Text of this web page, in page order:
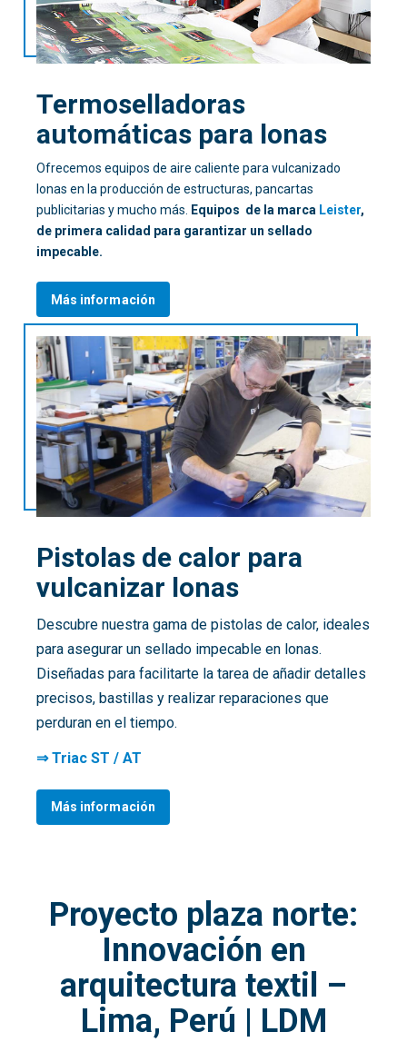
Termoselladoras
automáticas para lonas
Ofrecemos equipos de aire caliente para vulcanizado
lonas en la producción de estructuras, pancartas
publicitarias y mucho más. Equipos de la marca Leister,
de primera calidad para garantizar un sellado
impecable.
Más información
Pistolas de calor para
vulcanizar lonas
Descubre nuestra gama de pistolas de calor, ideales
para asegurar un sellado impecable en lonas.
Diseñadas para facilitarte la tarea de añadir detalles
precisos, bastillas y realizar reparaciones que
perduran en el tiempo.
⇒ Triac ST / AT
Más información
Proyecto plaza norte:
Innovación en
arquitectura textil –
Lima, Perú | LDM